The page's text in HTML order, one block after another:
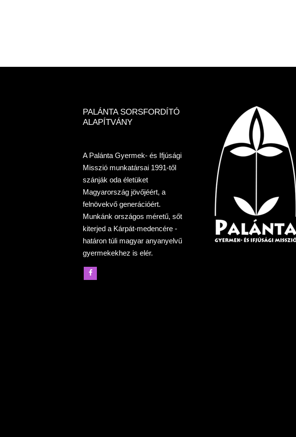
PALÁNTA SORSFORDÍTÓ
ALAPÍTVÁNY
A Palánta Gyermek- és Ifjúsági
Misszió munkatársai 1991-től
szánják oda életüket
Magyarország jövőjéért, a
felnövekvő generációért.
Munkánk országos méretű, sőt
kiterjed a Kárpát-medencére -
határon túli magyar anyanyelvű
gyermekekhez is elér.